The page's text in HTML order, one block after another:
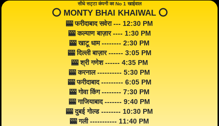
सीधे सट्टा कंपनी का No 1 खाईवाल
⭕️ MONTY BHAI KHAIWAL ⭕️
🎰 फरीदाबाद सवेरा --- 12:30 PM
🎰 कल्याण बाज़ार ---- 1:30 PM
🎰 खाटू धाम -------- 2:30 PM
🎰 दिल्ली बाज़ार ------ 3:05 PM
🎰 श्री गणेश ------ 4:35 PM
🎰 करनाल ---------- 5:30 PM
🎰 फरीदाबाद --------- 6:05 PM
🎰 गोवा किंग -------- 7:30 PM
🎰 गाजियाबाद ------- 9:40 PM
🎰 दुबई गोल्ड -------- 10:30 PM
🎰 गली ----------- 11:40 PM